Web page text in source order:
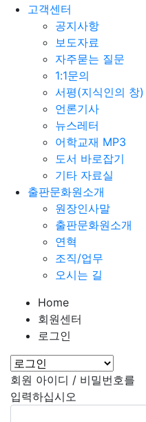
고객센터
공지사항
보도자료
자주묻는 질문
1:1문의
서평(지식인의 창)
언론기사
뉴스레터
어학교재 MP3
도서 바로잡기
기타 자료실
출판문화원소개
원장인사말
출판문화원소개
연혁
조직/업무
오시는 길
Home
회원센터
로그인
회원 아이디 / 비밀번호를
입력하십시오